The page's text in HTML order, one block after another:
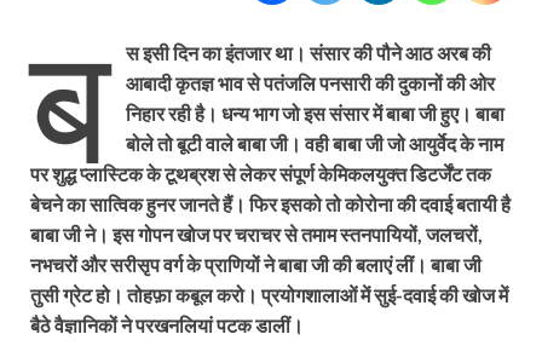
ब
स इसी दिन का इंतजार था। संसार की पौने आठ अरब की
आबादी कृतज्ञ भाव से पतंजलि पनसारी की दुकानों की ओर
निहार रही है। धन्य भाग जो इस संसार में बाबा जी हुए। बाबा
बोले तो बूटी वाले बाबा जी। वही बाबा जी जो आयुर्वेद के नाम
पर शुद्ध प्लास्टिक के टूथब्रश से लेकर संपूर्ण केमिकलयुक्त डिटर्जेंट तक
बेचने का सात्विक हुनर जानते हैं। फिर इसको तो कोरोना की दवाई बतायी है
बाबा जी ने। इस गोपन खोज पर चराचर से तमाम स्तनपायियों, जलचरों,
नभचरों और सरीसृप वर्ग के प्राणियों ने बाबा जी की बलाएं लीं। बाबा जी
तुसी ग्रेट हो। तोहफ़ा कबूल करो। प्रयोगशालाओं में सुई-दवाई की खोज में
बैठे वैज्ञानिकों ने परखनलियां पटक डालीं।